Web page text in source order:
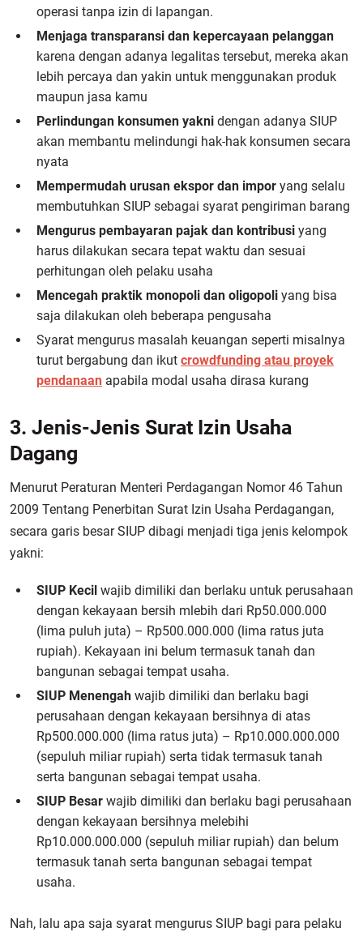
operasi tanpa izin di lapangan.
Menjaga transparansi dan kepercayaan pelanggan
karena dengan adanya legalitas tersebut, mereka akan
lebih percaya dan yakin untuk menggunakan produk
maupun jasa kamu
Perlindungan konsumen yakni dengan adanya SIUP
akan membantu melindungi hak-hak konsumen secara
nyata
Mempermudah urusan ekspor dan impor yang selalu
membutuhkan SIUP sebagai syarat pengiriman barang
Mengurus pembayaran pajak dan kontribusi yang
harus dilakukan secara tepat waktu dan sesuai
perhitungan oleh pelaku usaha
Mencegah praktik monopoli dan oligopoli yang bisa
saja dilakukan oleh beberapa pengusaha
Syarat mengurus masalah keuangan seperti misalnya
turut bergabung dan ikut crowdfunding atau proyek
pendanaan apabila modal usaha dirasa kurang
3. Jenis-Jenis Surat Izin Usaha
Dagang
Menurut Peraturan Menteri Perdagangan Nomor 46 Tahun
2009 Tentang Penerbitan Surat Izin Usaha Perdagangan,
secara garis besar SIUP dibagi menjadi tiga jenis kelompok
yakni:
SIUP Kecil wajib dimiliki dan berlaku untuk perusahaan
dengan kekayaan bersih mlebih dari Rp50.000.000
(lima puluh juta) – Rp500.000.000 (lima ratus juta
rupiah). Kekayaan ini belum termasuk tanah dan
bangunan sebagai tempat usaha.
SIUP Menengah wajib dimiliki dan berlaku bagi
perusahaan dengan kekayaan bersihnya di atas
Rp500.000.000 (lima ratus juta) – Rp10.000.000.000
(sepuluh miliar rupiah) serta tidak termasuk tanah
serta bangunan sebagai tempat usaha.
SIUP Besar wajib dimiliki dan berlaku bagi perusahaan
dengan kekayaan bersihnya melebihi
Rp10.000.000.000 (sepuluh miliar rupiah) dan belum
termasuk tanah serta bangunan sebagai tempat
usaha.
Nah, lalu apa saja syarat mengurus SIUP bagi para pelaku